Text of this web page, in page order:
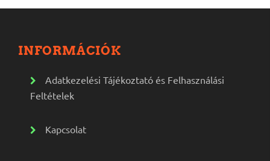
INFORMÁCIÓK
Adatkezelési Tájékoztató és Felhasználási
Feltételek
Kapcsolat